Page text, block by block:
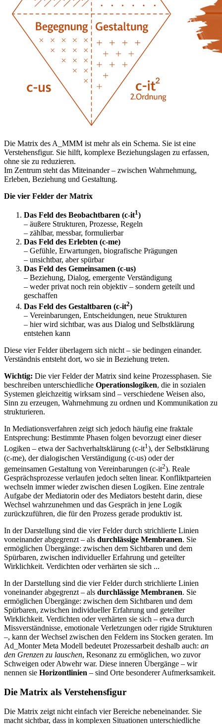
Die Matrix des A_MMM ist mehr als ein Schema. Sie ist eine
Verstehensfigur. Sie hilft, komplexe Beziehungslagen zu erfassen,
ohne sie zu reduzieren.
Im Zentrum steht das Miteinander – zwischen Wahrnehmung,
Erleben, Beziehung und Gestaltung.
Die vier Felder der Matrix
Das Feld des Beobachtbaren (c-it1)
– äußere Strukturen, Prozesse, Regeln
– zählbar, messbar, formulierbar
Das Feld des Erlebten (c-me)
– Gefühle, Erwartungen, biografische Prägungen
– unsichtbar, aber spürbar
Das Feld des Gemeinsamen (c-us)
– Beziehung, Dialog, emergente Verständigung
– weder privat noch rein objektiv – sondern geteilt und
geschaffen
Das Feld des Gestaltbaren (c-it2)
– Vereinbarungen, Entscheidungen, neue Strukturen
– hier wird sichtbar, was aus Dialog und Selbstklärung
entstehen kann
Diese vier Felder überlagern sich nicht – sie bedingen einander.
Verständnis entsteht dort, wo sie in Beziehung treten.
Wichtig: Die vier Felder der Matrix sind keine Prozessphasen. Sie
beschreiben unterschiedliche Operationslogiken, die in sozialen
Systemen gleichzeitig wirksam sind – verschiedene Weisen also,
Sinn zu erzeugen, Wahrnehmung zu ordnen und Kommunikation zu
strukturieren.
In Mediationsverfahren zeigt sich jedoch häufig eine fraktale
Entsprechung: Bestimmte Phasen folgen bevorzugt einer dieser
Logiken – etwa der Sachverhaltsklärung (c-it1), der Selbstklärung
(c-me), der dialogischen Verständigung (c-us) oder der
gemeinsamen Gestaltung von Vereinbarungen (c-it2). Reale
Gesprächsprozesse verlaufen jedoch selten linear. Konfliktparteien
wechseln immer wieder zwischen diesen Logiken. Eine zentrale
Aufgabe der Mediatorin oder des Mediators besteht darin, diese
Wechsel wahrzunehmen und das Gespräch in jene Logik
zurückzuführen, die für den Prozess gerade produktiv ist.
In der Darstellung sind die vier Felder durch strichlierte Linien
voneinander abgegrenzt – als durchlässige Membranen. Sie
ermöglichen Übergänge: zwischen dem Sichtbaren und dem
Spürbaren, zwischen individueller Erfahrung und geteilter
Wirklichkeit. Verdichten oder verhärten sie sich ...
In der Darstellung sind die vier Felder durch strichlierte Linien
voneinander abgegrenzt – als durchlässige Membranen. Sie
ermöglichen Übergänge: zwischen dem Sichtbaren und dem
Spürbaren, zwischen individueller Erfahrung und geteilter
Wirklichkeit. Verdichten oder verhärten sie sich – etwa durch
Missverständnisse, emotionale Verletzungen oder rigide Strukturen
–, kann der Wechsel zwischen den Feldern ins Stocken geraten. Im
Ad_Monter Meta Modell bedeutet Prozessarbeit deshalb auch: an
den Grenzen zu lauschen, Resonanz zu ermöglichen, wo zuvor
Schweigen oder Abwehr war. Diese inneren Übergänge – wir
nennen sie Horizontlinien – sind Orte besonderer Aufmerksamkeit.
Die Matrix als Verstehensfigur
Die Matrix zeigt nicht einfach vier Bereiche nebeneinander. Sie
macht sichtbar, dass in komplexen Situationen unterschiedliche